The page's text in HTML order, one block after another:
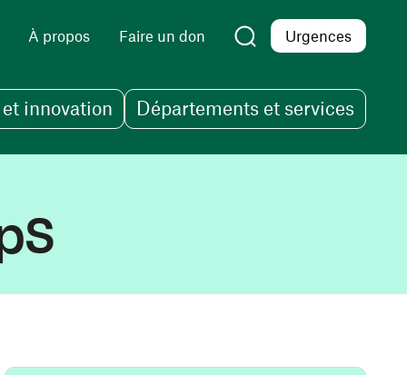
À propos Faire un don Urgences
innovation Départements et services